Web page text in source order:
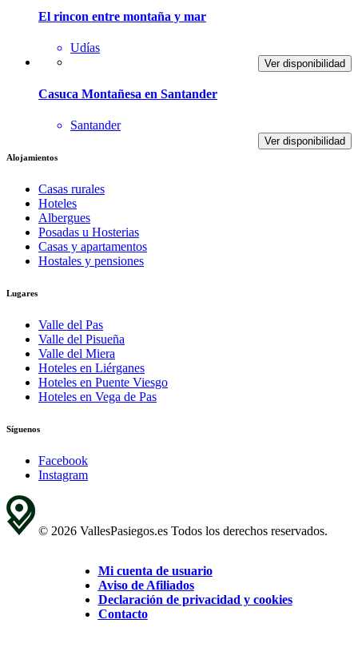
El rincon entre montaña y mar
Udías
Ver disponibilidad
Casuca Montañesa en Santander
Santander
Ver disponibilidad
Alojamientos
Casas rurales
Hoteles
Albergues
Posadas u Hosterias
Casas y apartamentos
Hostales y pensiones
Lugares
Valle del Pas
Valle del Pisueña
Valle del Miera
Hoteles en Liérganes
Hoteles en Puente Viesgo
Hoteles en Vega de Pas
Síguenos
Facebook
Instagram
© 2026 VallesPasiegos.es Todos los derechos reservados.
Mi cuenta de usuario
Aviso de Afiliados
Declaración de privacidad y cookies
Contacto